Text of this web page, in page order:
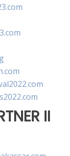
II